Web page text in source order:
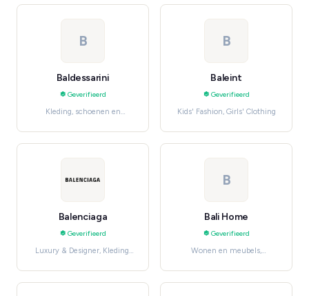
B
Baldessarini
Geverifieerd
Kleding, schoenen en
B
Baleint
Geverifieerd
Kids' Fashion, Girls' Clothing
Balenciaga
Geverifieerd
Luxury & Designer, Kleding,
B
Bali Home
Geverifieerd
Wonen en meubels,